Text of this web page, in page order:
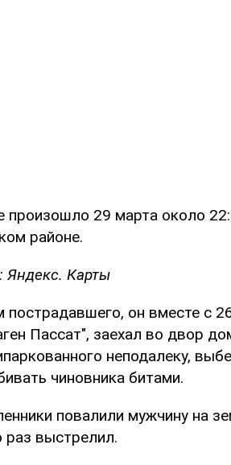
произошло 29 марта около
районе.
Яндекс. Карты
пострадавшего, он вместе с
Пассат", заехал во двор
неподалеку,
чиновника битами.
повалили мужчину на
раз выстрелил.